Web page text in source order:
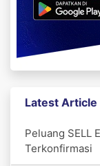
Latest Article
Peluang SELL
Terkonfirmasi